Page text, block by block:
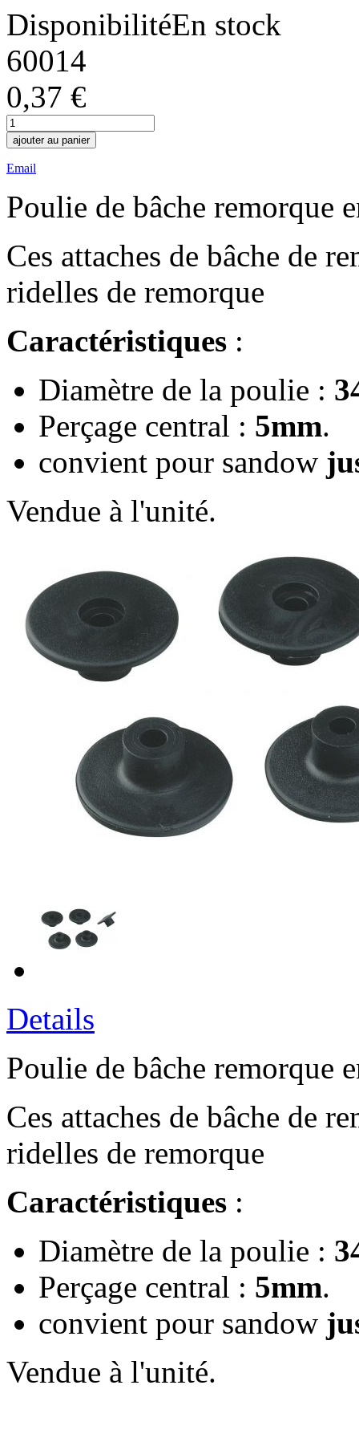
DisponibilitéEn stock
60014
0,37 €
ajouter au panier
Email
Poulie de bâche remorque
Ces attaches de bâche de
ridelles de remorque
Caractéristiques :
Diamètre de la poulie :
Perçage central : 5mm.
convient pour sandow
Vendue à l'unité.
Details
Poulie de bâche remorque
Ces attaches de bâche de
ridelles de remorque
Caractéristiques :
Diamètre de la poulie :
Perçage central : 5mm.
convient pour sandow
Vendue à l'unité.